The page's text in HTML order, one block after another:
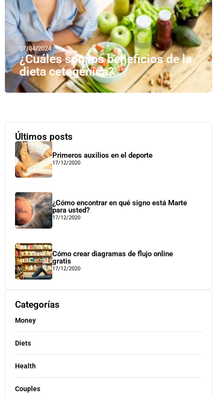
07/04/2024
¿Cuáles son los beneficios de la
dieta cetogénica?
Últimos posts
Primeros auxilios en el deporte
17/12/2020
¿Cómo encontrar en qué signo está Marte
para usted?
17/12/2020
Cómo crear diagramas de flujo online
gratis
17/12/2020
Categorías
Money
Diets
Health
Couples